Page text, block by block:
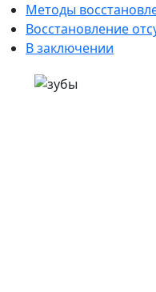
Методы
Восстановление
В заключении